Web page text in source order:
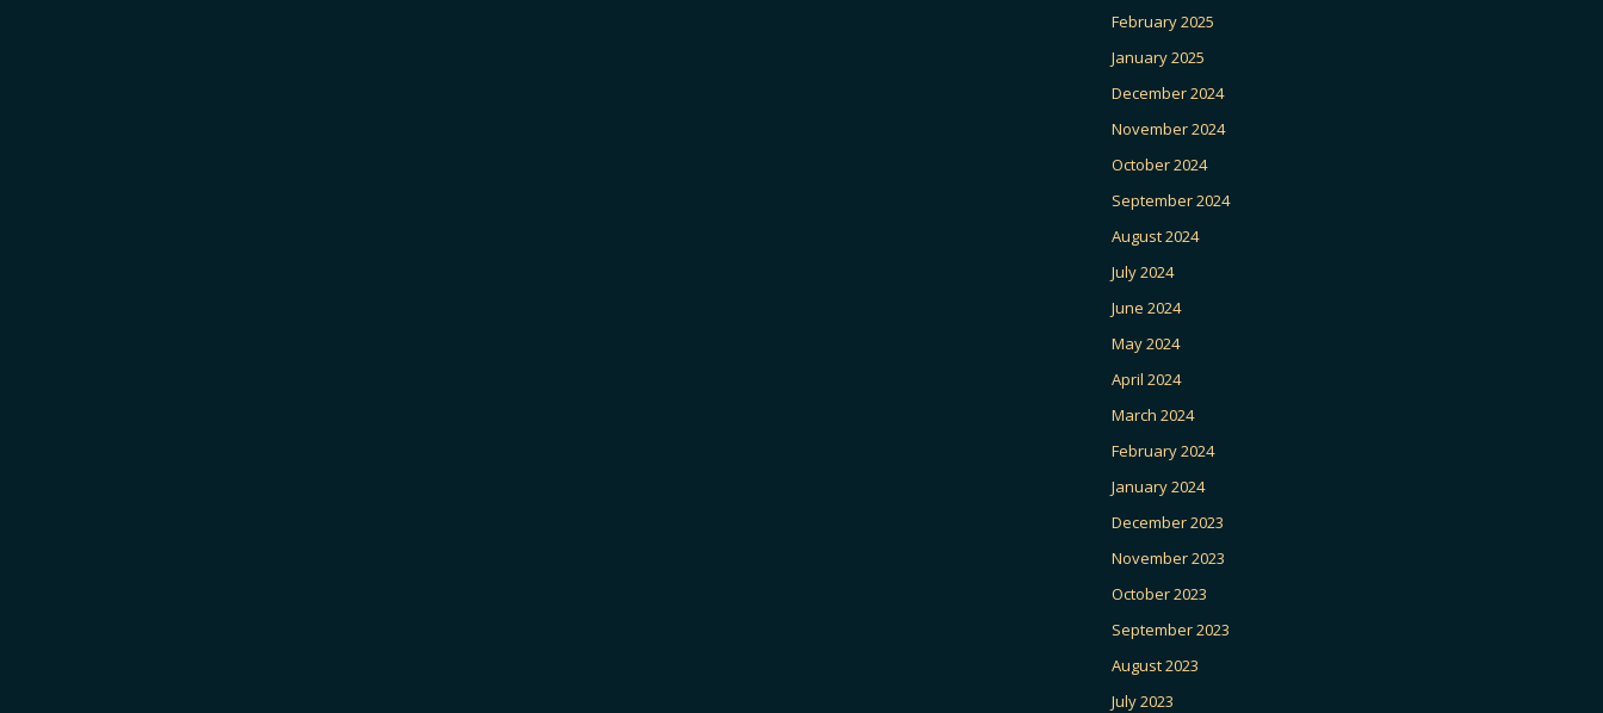
February 2025
January 2025
December 2024
November 2024
October 2024
September 2024
August 2024
July 2024
June 2024
May 2024
April 2024
March 2024
February 2024
January 2024
December 2023
November 2023
October 2023
September 2023
August 2023
July 2023